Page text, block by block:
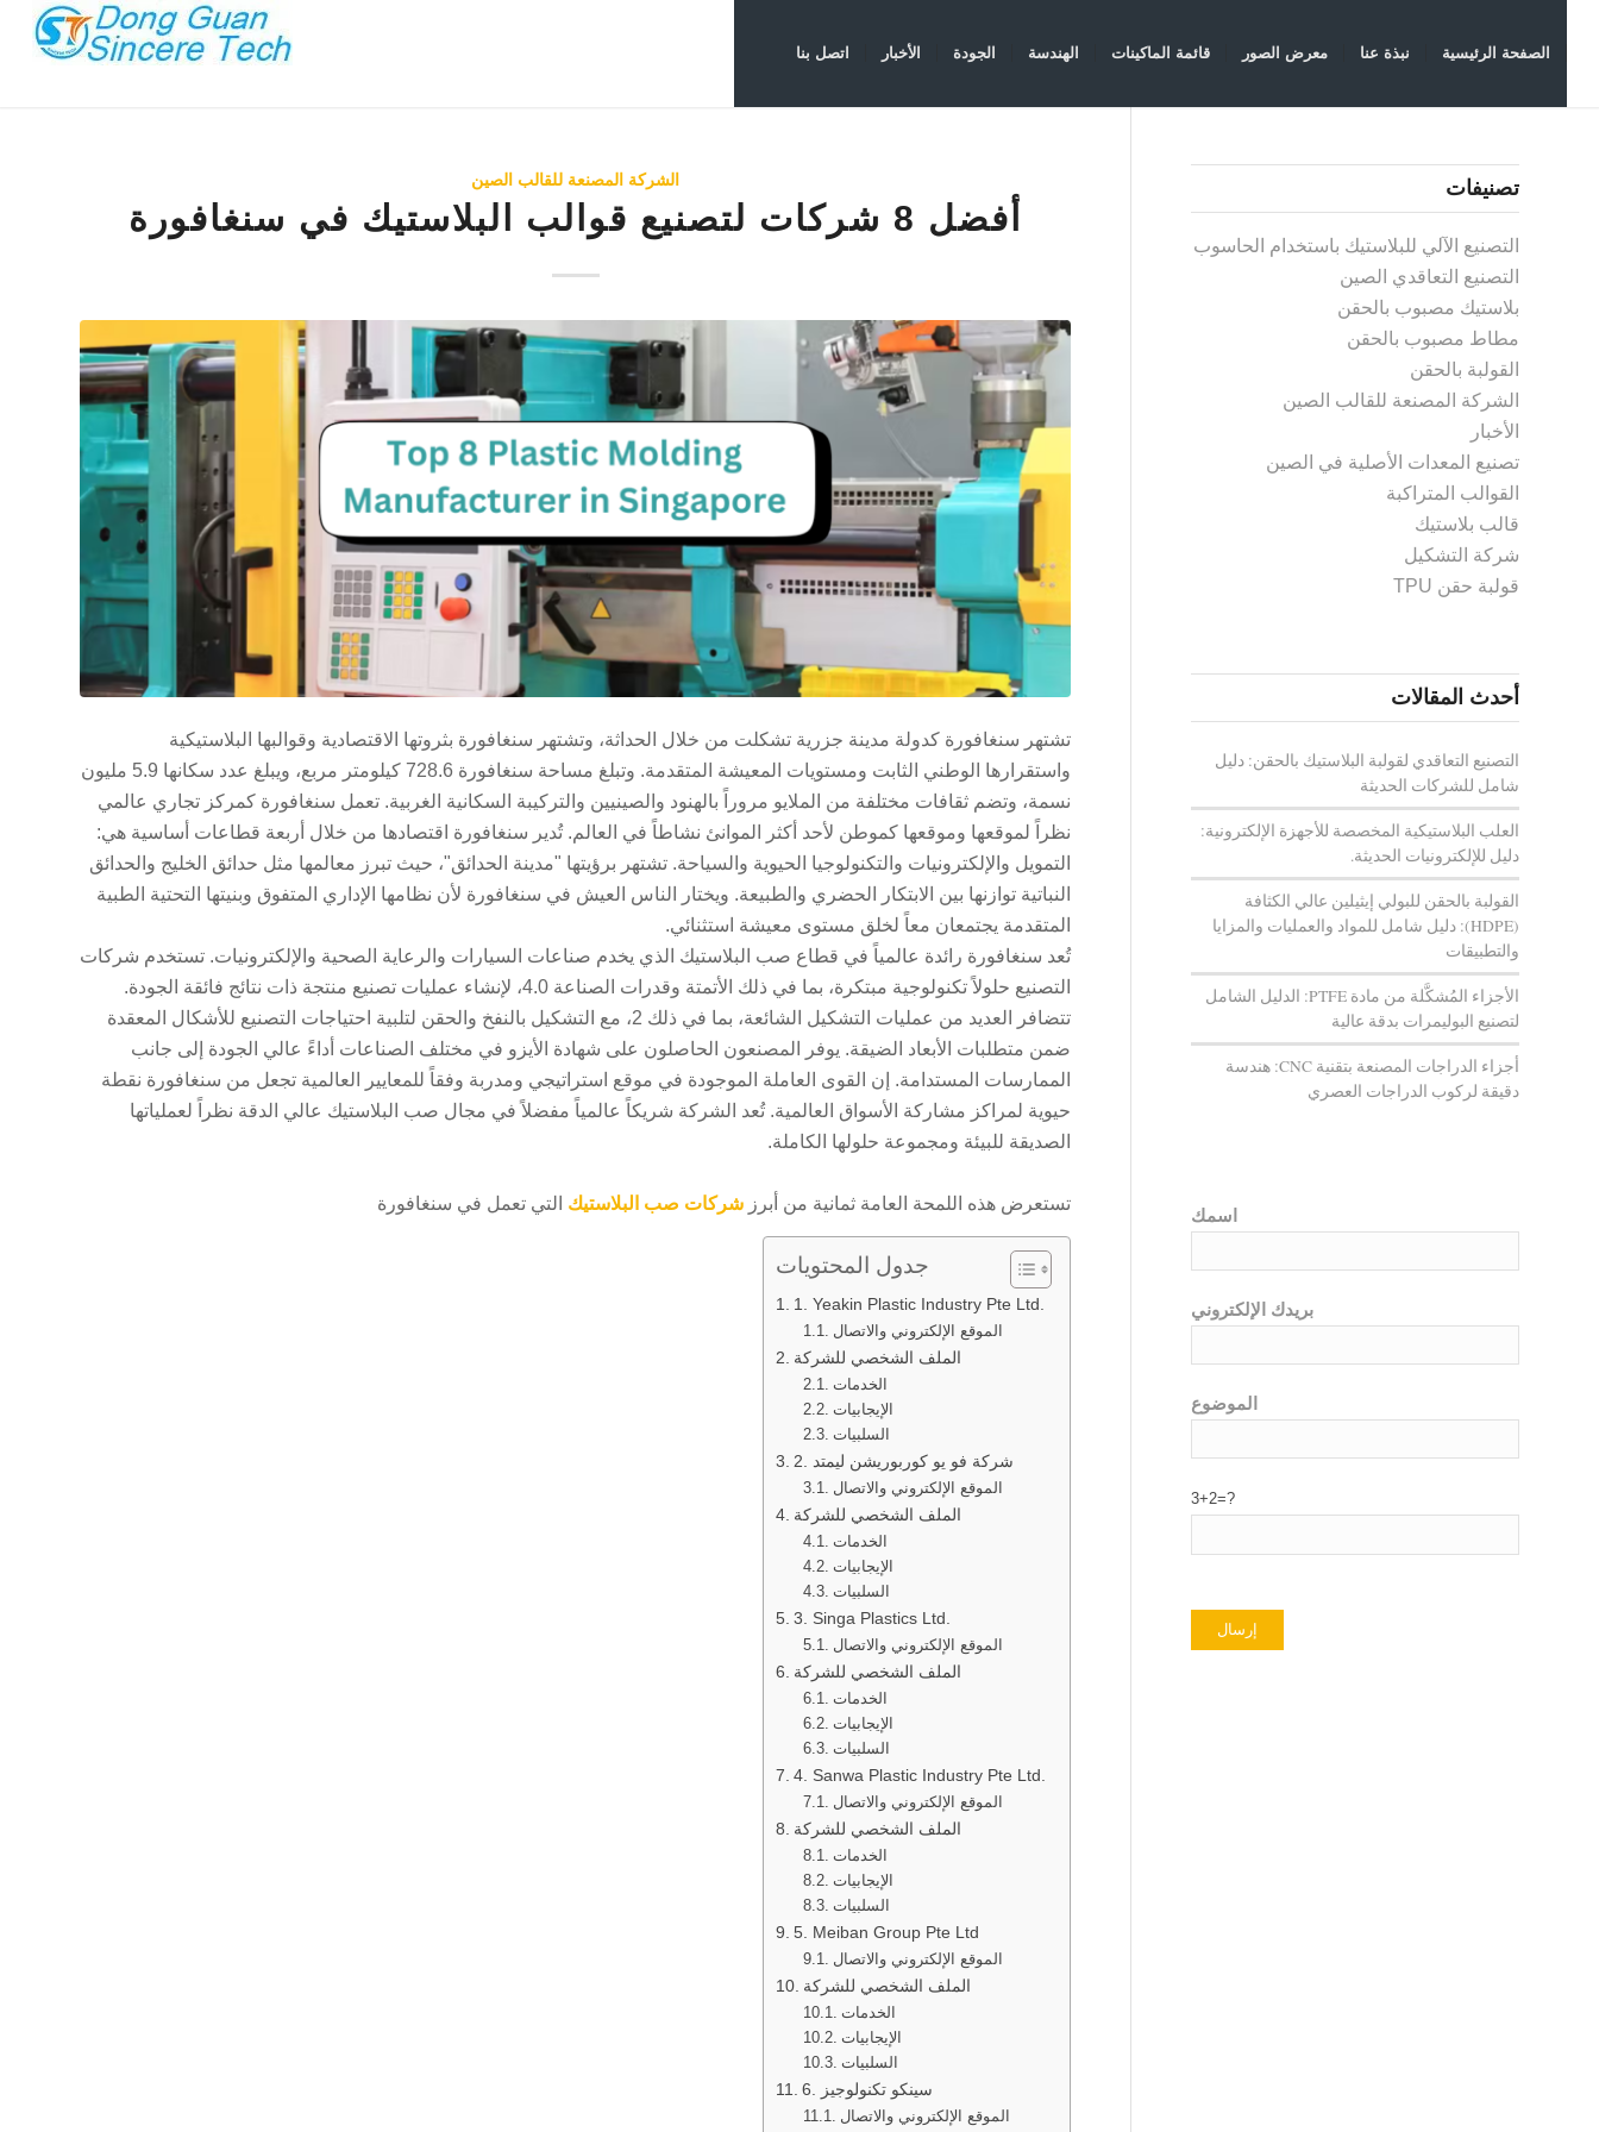
الصفحة الرئيسية نبذة عنا معرض الصور قائمة الماكينات الهندسة الجودة الأخبار اتصل بنا
الشركة المصنعة للقالب الصين
أفضل 8 شركات لتصنيع قوالب البلاستيك في سنغافورة
تشتهر سنغافورة كدولة مدينة جزرية تشكلت من خلال الحداثة، وتشتهر سنغافورة بثروتها الاقتصادية وقوالبها البلاستيكية
واستقرارها الوطني الثابت ومستويات المعيشة المتقدمة. وتبلغ مساحة سنغافورة 728.6 كيلومتر مربع، ويبلغ عدد سكانها 5.9 مليون
نسمة، وتضم ثقافات مختلفة من الملايو مروراً بالهنود والصينيين والتركيبة السكانية الغربية. تعمل سنغافورة كمركز تجاري عالمي
نظراً لموقعها وموقعها كموطن لأحد أكثر الموانئ نشاطاً في العالم. تُدير سنغافورة اقتصادها من خلال أربعة قطاعات أساسية هي:
التمويل والإلكترونيات والتكنولوجيا الحيوية والسياحة. تشتهر برؤيتها "مدينة الحدائق"، حيث تبرز معالمها مثل حدائق الخليج والحدائق
النباتية توازنها بين الابتكار الحضري والطبيعة. ويختار الناس العيش في سنغافورة لأن نظامها الإداري المتفوق وبنيتها التحتية الطبية
المتقدمة يجتمعان معاً لخلق مستوى معيشة استثنائي.
تُعد سنغافورة رائدة عالمياً في قطاع صب البلاستيك الذي يخدم صناعات السيارات والرعاية الصحية والإلكترونيات. تستخدم شركات
التصنيع حلولاً تكنولوجية مبتكرة، بما في ذلك الأتمتة وقدرات الصناعة 4.0، لإنشاء عمليات تصنيع منتجة ذات نتائج فائقة الجودة.
تتضافر العديد من عمليات التشكيل الشائعة، بما في ذلك 2، مع التشكيل بالنفخ والحقن لتلبية احتياجات التصنيع للأشكال المعقدة
ضمن متطلبات الأبعاد الضيقة. يوفر المصنعون الحاصلون على شهادة الأيزو في مختلف الصناعات أداءً عالي الجودة إلى جانب
الممارسات المستدامة. إن القوى العاملة الموجودة في موقع استراتيجي ومدربة وفقاً للمعايير العالمية تجعل من سنغافورة نقطة
حيوية لمراكز مشاركة الأسواق العالمية. تُعد الشركة شريكاً عالمياً مفضلاً في مجال صب البلاستيك عالي الدقة نظراً لعملياتها
الصديقة للبيئة ومجموعة حلولها الكاملة.
تستعرض هذه اللمحة العامة ثمانية من أبرز شركات صب البلاستيك التي تعمل في سنغافورة
جدول المحتويات
1. Yeakin Plastic Industry Pte Ltd.
الموقع الإلكتروني والاتصال
الملف الشخصي للشركة
الخدمات
الإيجابيات
السلبيات
2. شركة فو يو كوربوريشن ليمتد
الموقع الإلكتروني والاتصال
الملف الشخصي للشركة
الخدمات
الإيجابيات
السلبيات
3. Singa Plastics Ltd.
الموقع الإلكتروني والاتصال
الملف الشخصي للشركة
الخدمات
الإيجابيات
السلبيات
4. Sanwa Plastic Industry Pte Ltd.
الموقع الإلكتروني والاتصال
الملف الشخصي للشركة
الخدمات
الإيجابيات
السلبيات
5. Meiban Group Pte Ltd
الموقع الإلكتروني والاتصال
الملف الشخصي للشركة
الخدمات
الإيجابيات
السلبيات
6. سينكو تكنولوجيز
الموقع الإلكتروني والاتصال
تصنيفات
التصنيع الآلي للبلاستيك باستخدام الحاسوب
التصنيع التعاقدي الصين
بلاستيك مصبوب بالحقن
مطاط مصبوب بالحقن
القولبة بالحقن
الشركة المصنعة للقالب الصين
الأخبار
تصنيع المعدات الأصلية في الصين
القوالب المتراكبة
قالب بلاستيك
شركة التشكيل
قولبة حقن TPU
أحدث المقالات
التصنيع التعاقدي لقولبة البلاستيك بالحقن: دليل
شامل للشركات الحديثة
العلب البلاستيكية المخصصة للأجهزة الإلكترونية:
دليل للإلكترونيات الحديثة.
القولبة بالحقن للبولي إيثيلين عالي الكثافة
(HDPE): دليل شامل للمواد والعمليات والمزايا
والتطبيقات
الأجزاء المُشكَّلة من مادة PTFE: الدليل الشامل
لتصنيع البوليمرات بدقة عالية
أجزاء الدراجات المصنعة بتقنية CNC: هندسة
دقيقة لركوب الدراجات العصري
اسمك
بريدك الإلكتروني
الموضوع
3+2=?